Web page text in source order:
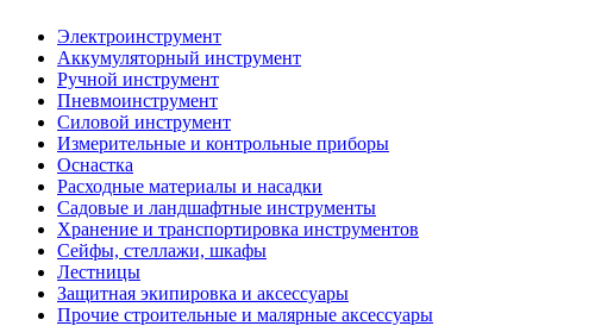
Электроинструмент
Аккумуляторный инструмент
Ручной инструмент
Пневмоинструмент
Силовой инструмент
Измерительные и контрольные приборы
Оснастка
Расходные материалы и насадки
Садовые и ландшафтные инструменты
Хранение и транспортировка инструментов
Сейфы, стеллажи, шкафы
Лестницы
Защитная экипировка и аксессуары
Прочие строительные и малярные аксессуары